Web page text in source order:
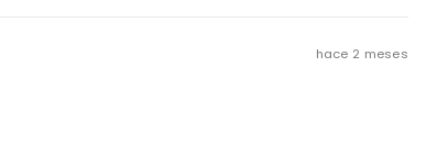
hace 2 meses